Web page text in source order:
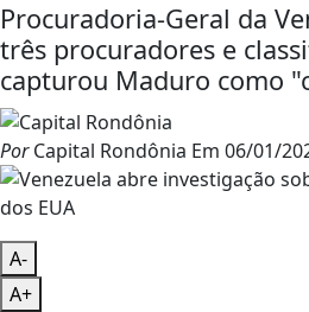
Procuradoria-Geral da
três procuradores e
capturou Maduro como
PorCapital Rondônia Em 06/01/
A-
A+